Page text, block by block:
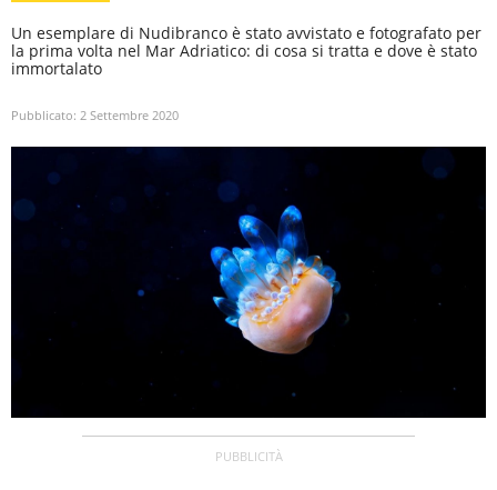
Un esemplare di Nudibranco è stato avvistato e fotografato per
la prima volta nel Mar Adriatico: di cosa si tratta e dove è stato
immortalato
Pubblicato: 2 Settembre 2020